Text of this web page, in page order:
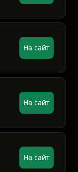
На сайт
На сайт
На сайт